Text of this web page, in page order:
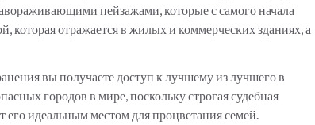
пейзажами, которые с самого начала
которая отражается в жилых и коммерческих зданиях, а
вы получаете доступ к лучшему из лучшего в
городов в мире, поскольку строгая судебная
его идеальным местом для процветания семей.